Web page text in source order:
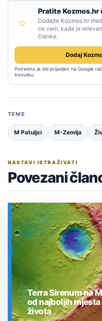
Pratite Kozmos.hr
Dodajte Kozmos.hr
će vam, kada je
članke.
Dodaj
Potrebno je biti prijavljen na Google
trenutku.
TEME
M Patuljci M-Zemlja
NASTAVI ISTRAŽIVATI
Povezani
Terra Sirenum na
od najboljih
života